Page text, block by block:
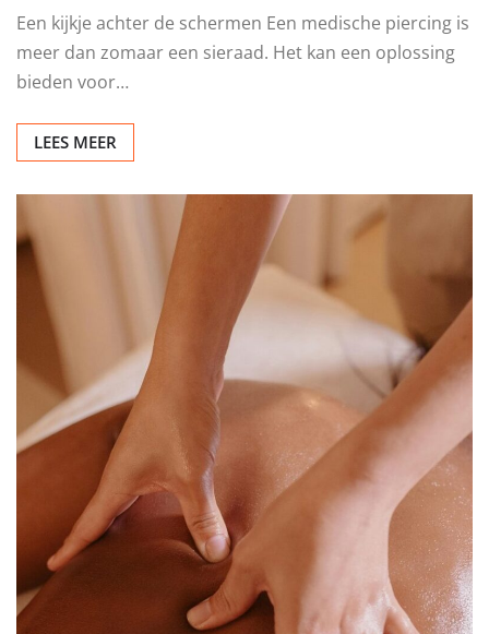
Een kijkje achter de schermen Een medische piercing is
meer dan zomaar een sieraad. Het kan een oplossing
bieden voor…
LEES MEER